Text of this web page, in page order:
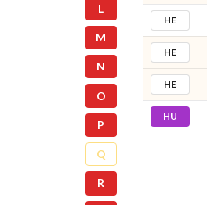
L
M
N
O
P
Q
R
HE
HE
HE
HU